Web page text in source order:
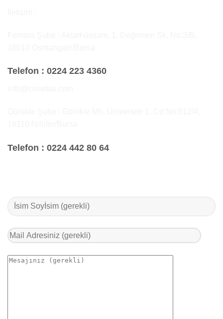
Telefon : 0224 223 4360
Telefon : 0224 442 80 64